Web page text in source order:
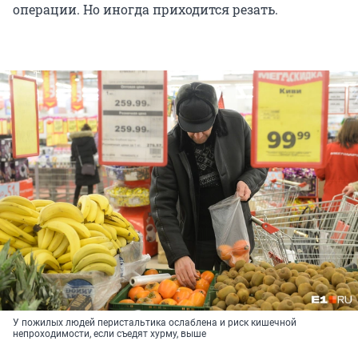
операции. Но иногда приходится резать.
У пожилых людей перистальтика ослаблена и риск кишечной
непроходимости, если съедят хурму, выше